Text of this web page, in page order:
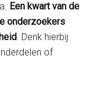
Een kwart van de
onderzoekers
. Denk hierbij
of